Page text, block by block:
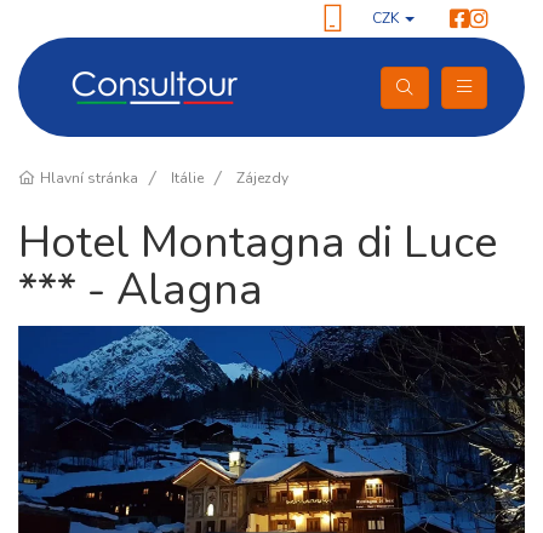
CZK
Hlavní stránka Itálie Zájezdy
Hotel Montagna di Luce
*** - Alagna